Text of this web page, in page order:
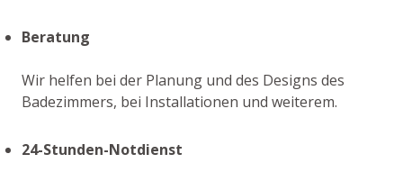
Beratung
Wir helfen bei der Planung und des Designs des
Badezimmers, bei Installationen und weiterem.
24-Stunden-Notdienst